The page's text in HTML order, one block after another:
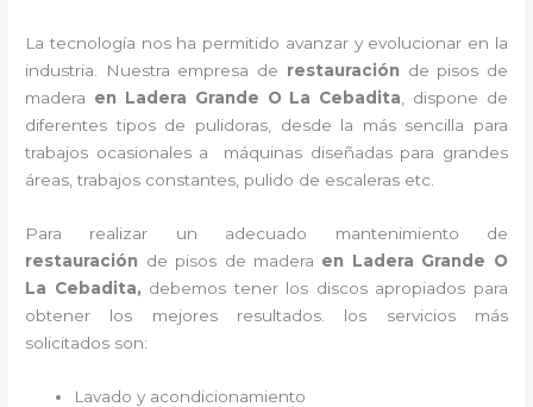
La tecnología nos ha permitido avanzar y evolucionar en la
industria. Nuestra empresa de restauración de pisos de
madera en Ladera Grande O La Cebadita , dispone de
diferentes tipos de pulidoras, desde la más sencilla para
trabajos ocasionales a máquinas diseñadas para grandes
áreas, trabajos constantes, pulido de escaleras etc.
Para realizar un adecuado mantenimiento de
restauración de pisos de madera en Ladera Grande O
La Cebadita, debemos tener los discos apropiados para
obtener los mejores resultados. los servicios más
solicitados son:
Lavado y acondicionamiento